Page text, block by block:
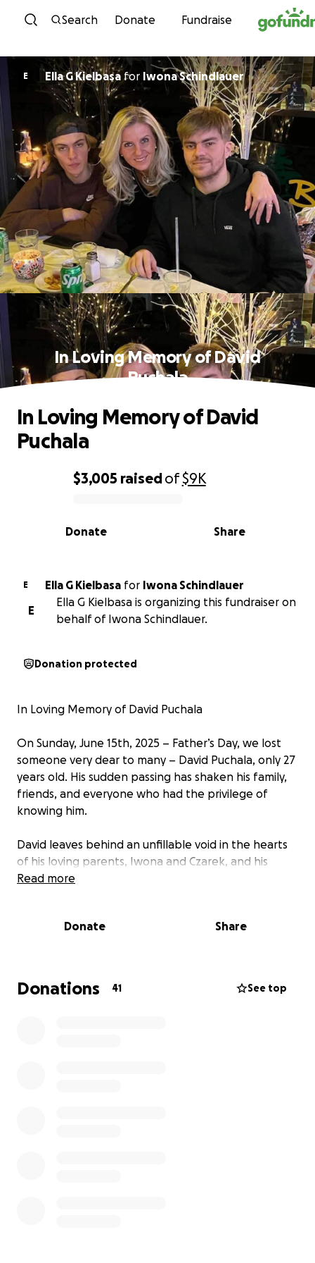
Skip to content
Search Donate Fundraise
E Ella G Kielbasa for Iwona Schindlauer
In Loving Memory of David
Puchala
0% complete
$3,005 raisedof$9K
Share
Donate
In Loving Memory of David
Puchala
E Ella G Kielbasa for Iwona Schindlauer
E
Ella G Kielbasa is organizing this fundraiser on
behalf of Iwona Schindlauer.
Donation protected
In Loving Memory of David Puchala
On Sunday, June 15th, 2025 – Father’s Day, we lost
someone very dear to many – David Puchala, only 27
years old. His sudden passing has shaken his family,
friends, and everyone who had the privilege of
knowing him.
David leaves behind an unfillable void in the hearts
of his loving parents, Iwona and Czarek, and his
brother Kevin.
community to offer our support and solidarity. We
All donations will go toward covering the costs of
Read more
Donate Share
Donations 41 See top